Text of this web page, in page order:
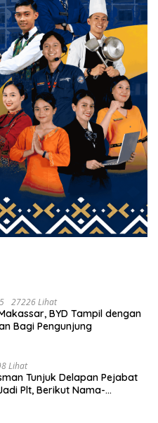
27226 Lihat
BYD Tampil dengan
Bagi Pengunjung
Lihat
Tunjuk Delapan Pejabat
Plt, Berikut Nama-